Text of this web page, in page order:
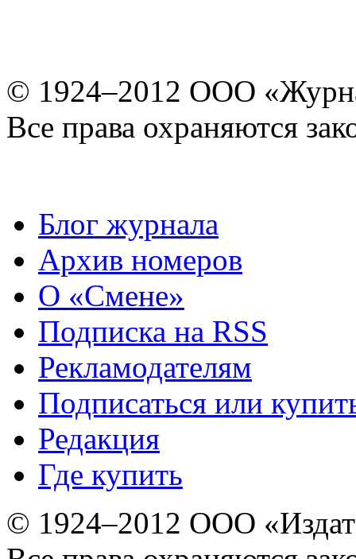
© 1924–2012 ООО
Все права охраняются
Блог журнала
Архив номеров
О «Смене»
Подписка на RSS
Рекламодателям
Подписаться или
Редакция
Где купить
© 1924–2012 ООО